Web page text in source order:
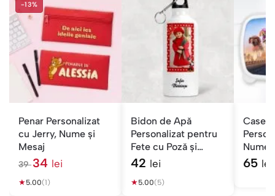
-13%
Penar Personalizat
cu Jerry, Nume și
Mesaj
39
e
34 lei
★5.00(1)
Bidon de Apă
Personalizat pentru
Fete cu Poză și
Personaj
42 lei
★5.00(5)
Nume
65 lei